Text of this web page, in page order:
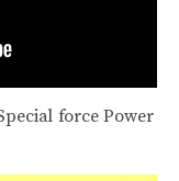
force Power